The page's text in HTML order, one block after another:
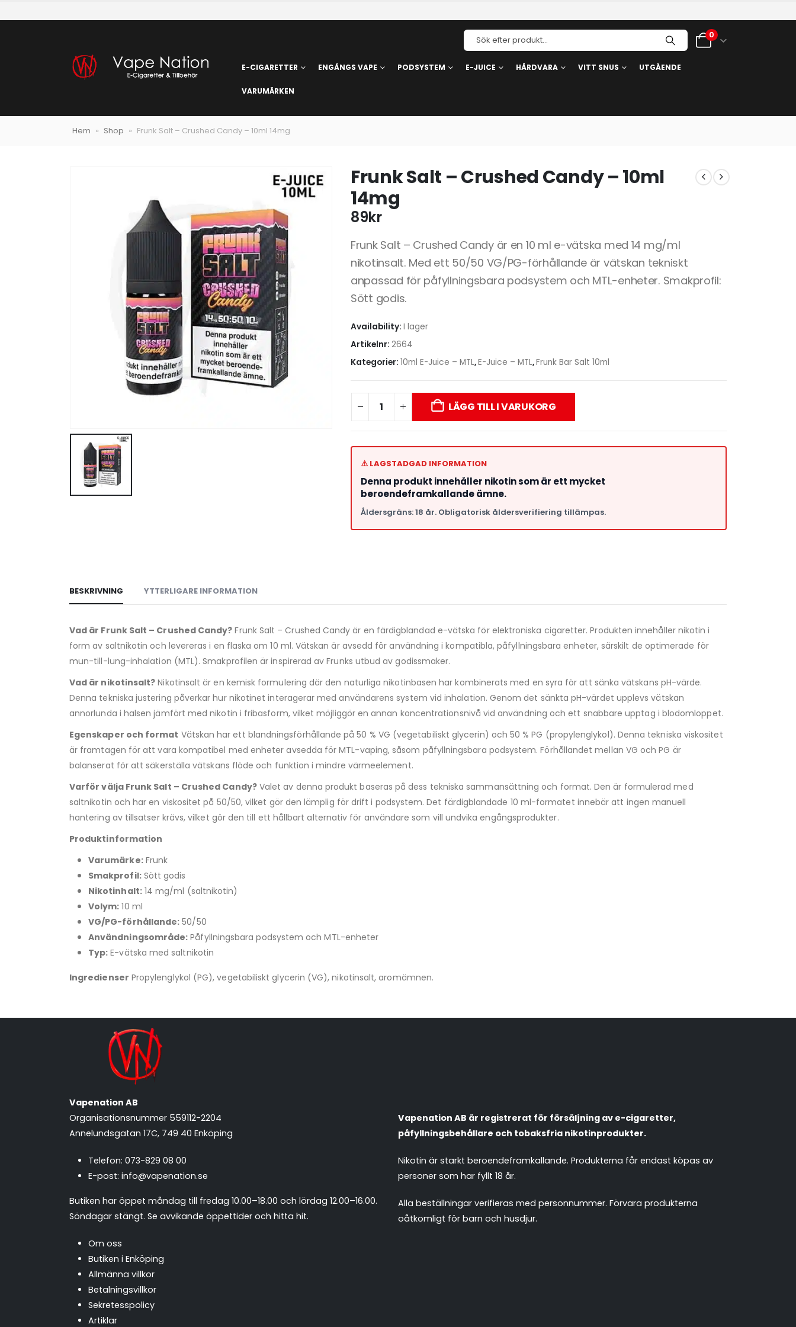
0
E-CIGARETTER ENGÅNGS VAPE PODSYSTEM E-JUICE HÅRDVARA VITT SNUS UTGÅENDE
VARUMÄRKEN
Hem » Shop » Frunk Salt – Crushed Candy – 10ml 14mg
Frunk Salt – Crushed Candy – 10ml
14mg
89kr
Frunk Salt – Crushed Candy är en 10 ml e-vätska med 14 mg/ml
nikotinsalt. Med ett 50/50 VG/PG-förhållande är vätskan tekniskt
anpassad för påfyllningsbara podsystem och MTL-enheter. Smakprofil:
Sött godis.
Availability: I lager
Artikelnr: 2664
Kategorier: 10ml E-Juice – MTL,E-Juice – MTL,Frunk Bar Salt 10ml
LÄGG TILL I VARUKORG
⚠️ LAGSTADGAD INFORMATION
Denna produkt innehåller nikotin som är ett mycket
beroendeframkallande ämne.
Åldersgräns: 18 år. Obligatorisk åldersverifiering tillämpas.
BESKRIVNING YTTERLIGARE INFORMATION
Vad är Frunk Salt – Crushed Candy? Frunk Salt – Crushed Candy är en färdigblandad e-vätska för elektroniska cigaretter. Produkten innehåller nikotin i
form av saltnikotin och levereras i en flaska om 10 ml. Vätskan är avsedd för användning i kompatibla, påfyllningsbara enheter, särskilt de optimerade för
mun-till-lung-inhalation (MTL). Smakprofilen är inspirerad av Frunks utbud av godissmaker.
Vad är nikotinsalt? Nikotinsalt är en kemisk formulering där den naturliga nikotinbasen har kombinerats med en syra för att sänka vätskans pH-värde.
Denna tekniska justering påverkar hur nikotinet interagerar med användarens system vid inhalation. Genom det sänkta pH-värdet upplevs vätskan
annorlunda i halsen jämfört med nikotin i fribasform, vilket möjliggör en annan koncentrationsnivå vid användning och ett snabbare upptag i blodomloppet.
Egenskaper och format Vätskan har ett blandningsförhållande på 50 % VG (vegetabiliskt glycerin) och 50 % PG (propylenglykol). Denna tekniska viskositet
är framtagen för att vara kompatibel med enheter avsedda för MTL-vaping, såsom påfyllningsbara podsystem. Förhållandet mellan VG och PG är
balanserat för att säkerställa vätskans flöde och funktion i mindre värmeelement.
Varför välja Frunk Salt – Crushed Candy?Valet av denna produkt baseras på dess tekniska sammansättning och format. Den är formulerad med
saltnikotin och har en viskositet på 50/50, vilket gör den lämplig för drift i podsystem. Det färdigblandade 10 ml-formatet innebär att ingen manuell
hantering av tillsatser krävs, vilket gör den till ett hållbart alternativ för användare som vill undvika engångsprodukter.
Produktinformation
Varumärke:Frunk
Smakprofil:Sött godis
Nikotinhalt:14 mg/ml (saltnikotin)
Volym: 10 ml
VG/PG-förhållande: 50/50
Användningsområde: Påfyllningsbara podsystem och MTL-enheter
Typ: E-vätska med saltnikotin
Ingredienser Propylenglykol (PG), vegetabiliskt glycerin (VG), nikotinsalt, aromämnen.
Vapenation AB
Organisationsnummer 559112-2204
Annelundsgatan 17C, 749 40 Enköping
Telefon: 073-829 08 00
E-post: info@vapenation.se
Butiken har öppet måndag till fredag 10.00–18.00 och lördag 12.00–16.00.
Söndagar stängt. Se avvikande öppettider och hitta hit.
Om oss
Butiken i Enköping
Allmänna villkor
Betalningsvillkor
Sekretesspolicy
Artiklar
Vapenation AB är registrerat för försäljning av e-cigaretter,
påfyllningsbehållare och tobaksfria nikotinprodukter.
Nikotin är starkt beroendeframkallande. Produkterna får endast köpas av
personer som har fyllt 18 år.
Alla beställningar verifieras med personnummer. Förvara produkterna
oåtkomligt för barn och husdjur.